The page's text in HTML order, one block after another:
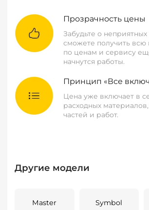
Прозрачность цены
Забудьте о
сможете получить
по ценам и сервису
начнутся работы.
Принцип «Все
Цена уже включает в
расходных
частей и работ.
Другие модели
Master Symbol